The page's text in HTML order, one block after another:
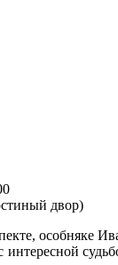
двор)
особняке